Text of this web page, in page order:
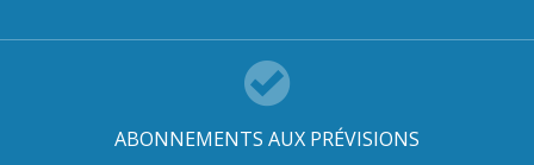
ABONNEMENTS AUX PRÉVISIONS